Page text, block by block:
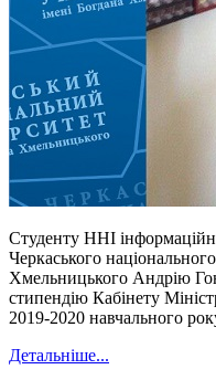
Студенту ННІ
Черкаського
Хмельницького Андрію
стипендію Кабінету
2019-2020 навчального
Детальніше...